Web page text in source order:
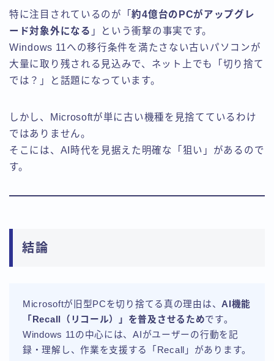
特に注目されているのが「約4億台のPCがアップグレ
ード対象外になる 」という衝撃の事実です。
Windows 11への移行条件を満たさない古いパソコンが
大量に取り残される見込みで、ネット上でも「切り捨て
では？」と話題になっています。
しかし、Microsoftが単に古い機種を見捨てているわけ
ではありません。
そこには、AI時代を見据えた明確な「狙い」があるので
す。
結論
Microsoftが旧型PCを切り捨てる真の理由は、 AI機能
「Recall（リコール）」を普及させるためです。
Windows 11の中心には、AIがユーザーの行動を記
録・理解し、作業を支援する「Recall」があります。